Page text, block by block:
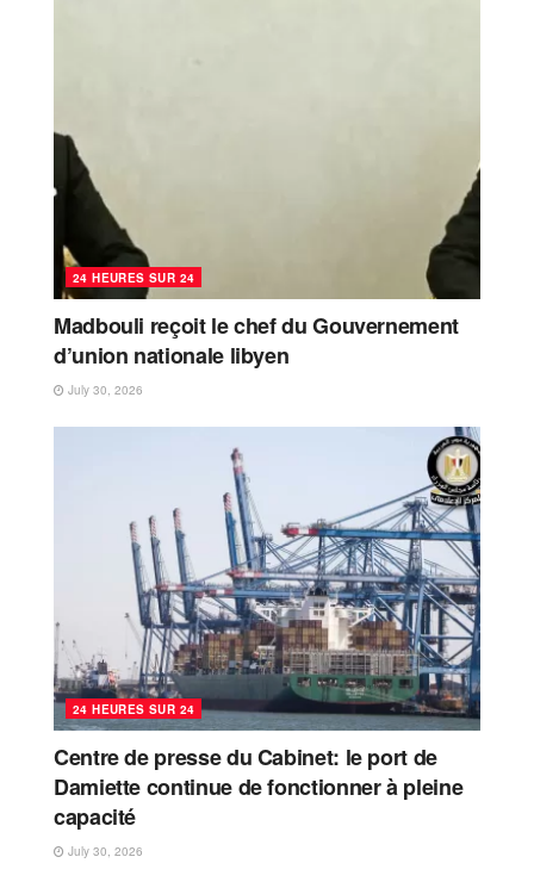
24 HEURES SUR 24
Madbouli reçoit le chef du Gouvernement
d’union nationale libyen
July 30, 2026
24 HEURES SUR 24
Centre de presse du Cabinet: le port de
Damiette continue de fonctionner à pleine
capacité
July 30, 2026